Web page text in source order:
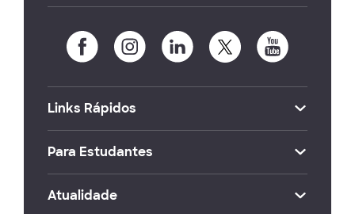
Links Rápidos
Para Estudantes
Atualidade